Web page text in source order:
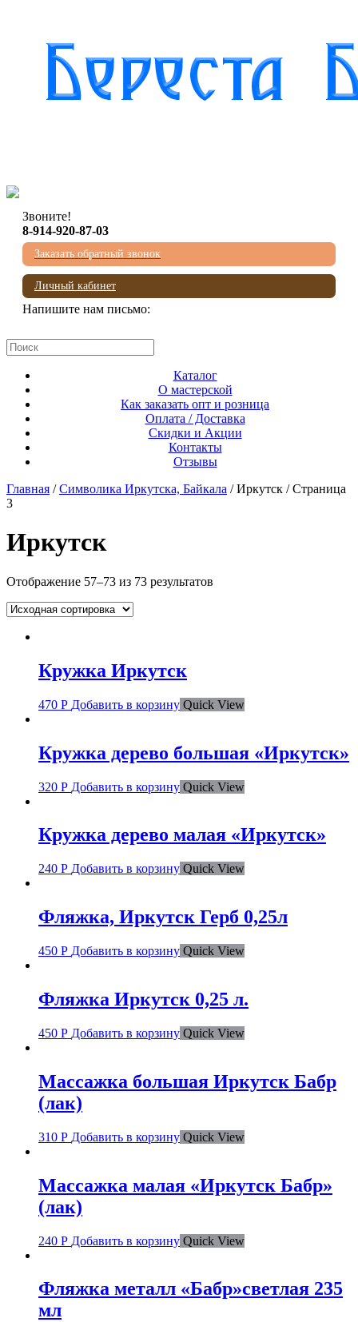
Звоните!
8-914-920-87-03
Заказать обратный звонок
Личный кабинет
Напишите нам письмо:
Каталог
О мастерской
Как заказать опт и розница
Оплата / Доставка
Скидки и Акции
Контакты
Отзывы
Главная /Символика Иркутска, Байкала / Иркутск / Страница
3
Иркутск
Отображение 57–73 из 73 результатов
Кружка Иркутск
470 Р Добавить в корзину Quick View
Кружка дерево большая «Иркутск»
320 Р Добавить в корзину Quick View
Кружка дерево малая «Иркутск»
240 Р Добавить в корзину Quick View
Фляжка, Иркутск Герб 0,25л
450 Р Добавить в корзину Quick View
Фляжка Иркутск 0,25 л.
450 Р Добавить в корзину Quick View
Массажка большая Иркутск Бабр
(лак)
310 Р Добавить в корзину Quick View
Массажка малая «Иркутск Бабр»
(лак)
240 Р Добавить в корзину Quick View
Фляжка металл «Бабр»светлая 235
мл